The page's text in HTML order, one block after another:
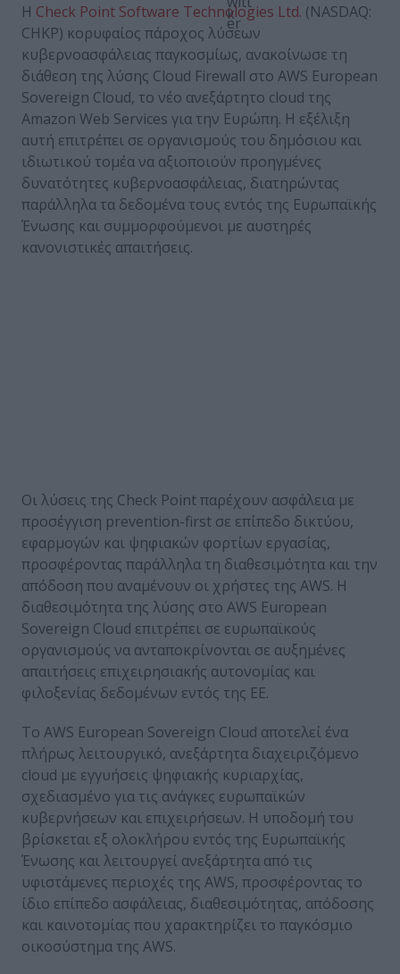
Η Check Point Software Technologies Ltd. (NASDAQ:
CHKP) κορυφαίος πάροχος λύσεων
κυβερνοασφάλειας παγκοσμίως, ανακοίνωσε τη
διάθεση της λύσης Cloud Firewall στο AWS European
Sovereign Cloud, το νέο ανεξάρτητο cloud της
Amazon Web Services για την Ευρώπη. Η εξέλιξη
αυτή επιτρέπει σε οργανισμούς του δημόσιου και
ιδιωτικού τομέα να αξιοποιούν προηγμένες
δυνατότητες κυβερνοασφάλειας, διατηρώντας
παράλληλα τα δεδομένα τους εντός της Ευρωπαϊκής
Ένωσης και συμμορφούμενοι με αυστηρές
κανονιστικές απαιτήσεις.
Οι λύσεις της Check Point παρέχουν ασφάλεια με
προσέγγιση prevention-first σε επίπεδο δικτύου,
εφαρμογών και ψηφιακών φορτίων εργασίας,
προσφέροντας παράλληλα τη διαθεσιμότητα και την
απόδοση που αναμένουν οι χρήστες της AWS. Η
διαθεσιμότητα της λύσης στο AWS European
Sovereign Cloud επιτρέπει σε ευρωπαϊκούς
οργανισμούς να ανταποκρίνονται σε αυξημένες
απαιτήσεις επιχειρησιακής αυτονομίας και
φιλοξενίας δεδομένων εντός της ΕΕ.
Το AWS European Sovereign Cloud αποτελεί ένα
πλήρως λειτουργικό, ανεξάρτητα διαχειριζόμενο
cloud με εγγυήσεις ψηφιακής κυριαρχίας,
σχεδιασμένο για τις ανάγκες ευρωπαϊκών
κυβερνήσεων και επιχειρήσεων. Η υποδομή του
βρίσκεται εξ ολοκλήρου εντός της Ευρωπαϊκής
Ένωσης και λειτουργεί ανεξάρτητα από τις
υφιστάμενες περιοχές της AWS, προσφέροντας το
ίδιο επίπεδο ασφάλειας, διαθεσιμότητας, απόδοσης
και καινοτομίας που χαρακτηρίζει το παγκόσμιο
οικοσύστημα της AWS.